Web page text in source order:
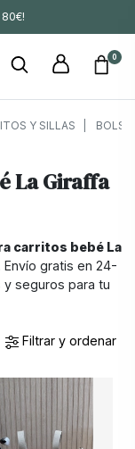
80€!
0
Y SILLAS
La Giraffa
carritos bebé La
. Envío gratis en 24-
seguros para tu
Filtrar y ordenar